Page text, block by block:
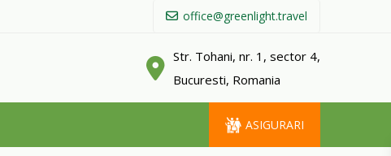
office@greenlight.travel
Str. Tohani, nr. 1, sector 4,
Bucuresti, Romania
ASIGURARI